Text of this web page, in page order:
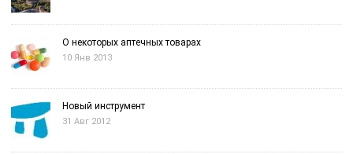
О некоторых аптечных товарах
10 Янв 2013
Новый инструмент
31 Авг 2012